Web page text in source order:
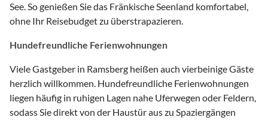
See. So genießen Sie das Fränkische Seenland komfortabel,
ohne Ihr Reisebudget zu überstrapazieren.
Hundefreundliche Ferienwohnungen
Viele Gastgeber in Ramsberg heißen auch vierbeinige Gäste
herzlich willkommen. Hundefreundliche Ferienwohnungen
liegen häufig in ruhigen Lagen nahe Uferwegen oder Feldern,
sodass Sie direkt von der Haustür aus zu Spaziergängen